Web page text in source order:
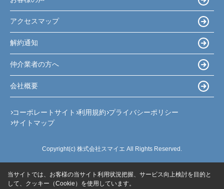
アクセスマップ
解約通知
仲介業者の方へ
会社概要
コーポレートサイト 利用規約 プライバシーポリシー
サイトマップ
Copyright(c) 株式会社スマイエ All Rights Reserved.
当サイトでは、お客様の当サイト利用状況把握、サービス向上検討を目的と
して、クッキー（Cookie）を使用しています。